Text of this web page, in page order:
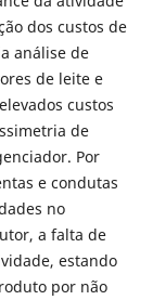
dos custos de
análise de
de leite e
custos
de
Por
e condutas
no
a falta de
estando
por não